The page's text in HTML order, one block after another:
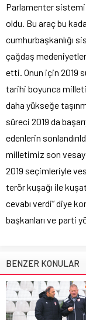
Parlamenter sistemi
oldu. Bu araç bu
cumhurbaşkanlığı
çağdaş
etti. Onun için 2019
tarihi boyunca
daha yükseğe
süreci 2019 da
edenlerin
milletimiz son
2019 seçimleriyle
terör kuşağı ile
cevabı verdi” diye
başkanları ve parti
BENZER KONULAR